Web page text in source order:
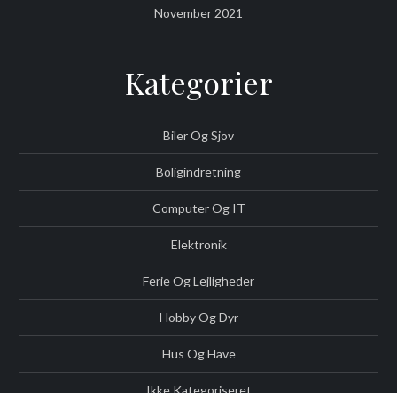
November 2021
Kategorier
Biler Og Sjov
Boligindretning
Computer Og IT
Elektronik
Ferie Og Lejligheder
Hobby Og Dyr
Hus Og Have
Ikke Kategoriseret